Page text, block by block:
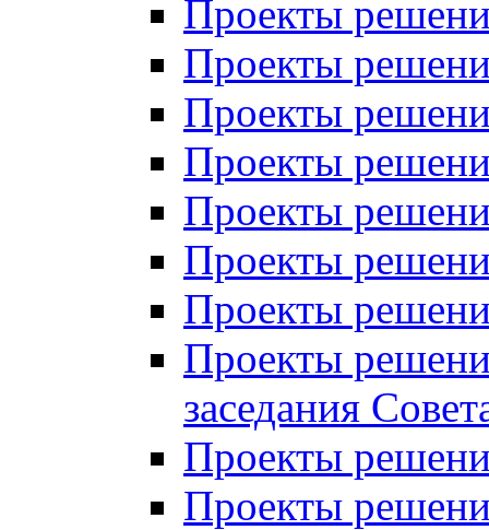
Проекты
Проекты
Проекты
Проекты
Проекты
Проекты
Проекты
Проекты
заседания
Проекты
Проекты